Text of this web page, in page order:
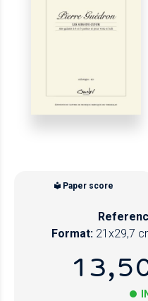
Paper score
Format: 21x29,7